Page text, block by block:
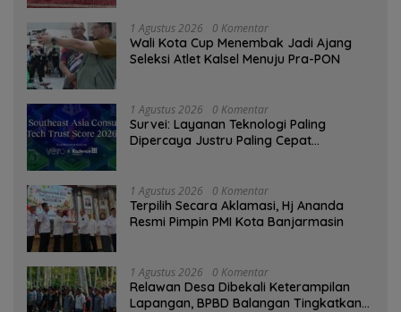
1 Agustus 2026 0 Komentar
Wali Kota Cup Menembak Jadi Ajang
Seleksi Atlet Kalsel Menuju Pra-PON
1 Agustus 2026 0 Komentar
Survei: Layanan Teknologi Paling
Dipercaya Justru Paling Cepat
1 Agustus 2026 0 Komentar
‎Terpilih Secara Aklamasi, Hj Ananda
Resmi Pimpin PMI Kota Banjarmasin
1 Agustus 2026 0 Komentar
Relawan Desa Dibekali Keterampilan
Lapangan, BPBD Balangan Tingkatkan